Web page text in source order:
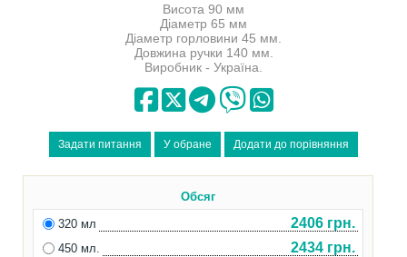
Висота 90 мм
Діаметр 65 мм
Діаметр горловини 45 мм.
Довжина ручки 140 мм.
Виробник - Україна.
Обсяг
320 мл
2406 грн.
450 мл. 2434 грн.